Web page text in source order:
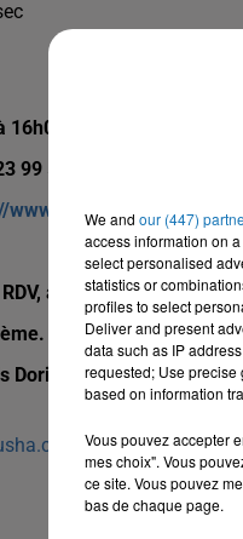
16h00, Alexis Dorian à
99 50. Vous pouvez
www.alexis-dorian.com/
au cabinet France
Métro Gambetta.
Dorian : +33 1 43 66 62 25
politique-de-
We and our (447)
access information on
select personalised
statistics or
profiles to select
Deliver and present
data such as IP
requested; Use precise
based on information
Vous pouvez accepter
mes choix". Vous
ce site. Vous pouvez
bas de chaque page.